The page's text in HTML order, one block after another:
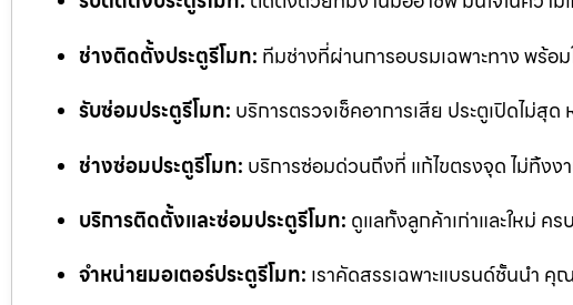
ช่างติดตั้งประตูรีโมท: ทีมช่างที่ผ่านการอบรมเฉพาะทาง พร้
รับซ่อมประตูรีโมท: บริการตรวจเช็คอาการเสีย ประตูเปิดไม่สุ
ช่างซ่อมประตูรีโมท: บริการซ่อมด่วนถึงที่ แก้ไขตรงจุด ไม่ทิ้งง
บริการติดตั้งและซ่อมประตูรีโมท: ดูแลทั้งลูกค้าเก่าและใหม่ คร
จำหน่ายมอเตอร์ประตูรีโมท: เราคัดสรรเฉพาะแบรนด์ชั้นนำ